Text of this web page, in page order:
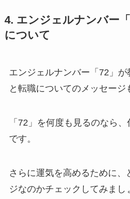
4. エンジェルナンバー
について
エンジェルナンバー「72」
と転職についてのメッセージ
「72」を何度も見るのなら
です。
さらに運気を高めるために、
ジなのかチェックしてみまし